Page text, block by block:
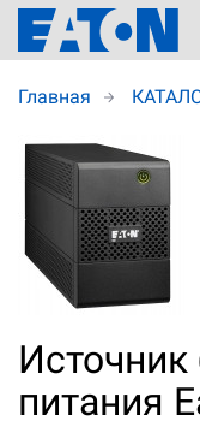
Главная
Источник
питания